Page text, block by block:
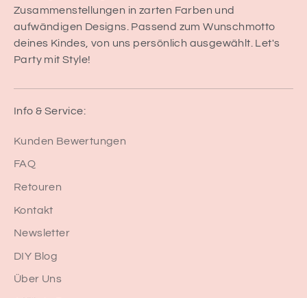
Zusammenstellungen in zarten Farben und
aufwändigen Designs. Passend zum Wunschmotto
deines Kindes, von uns persönlich ausgewählt. Let's
Party mit Style!
Info & Service:
Kunden Bewertungen
FAQ
Retouren
Kontakt
Newsletter
DIY Blog
Über Uns